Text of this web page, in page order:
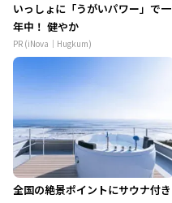
いっしょに「うがいパワー」で一
年中！ 健やか
PR (iNova｜Hugkum)
全国の絶景ポイントにサウナ付き